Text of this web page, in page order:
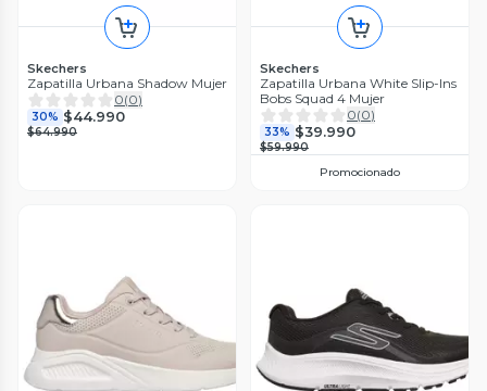
Skechers
Zapatilla Urbana Shadow Mujer
0(0)
30% $44.990
$64.990
Skechers
Zapatilla Urbana White Slip-Ins
Bobs Squad 4 Mujer
0(0)
33% $39.990
$59.990
Promocionado